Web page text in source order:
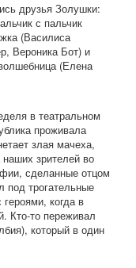
друзья Золушки:
с пальчик
(Василиса
Вероника Бот) и
(Елена
в театральном
проживала
злая мачеха,
зрителей во
сделанные отцом
трогательные
когда в
Кто-то переживал
который в один